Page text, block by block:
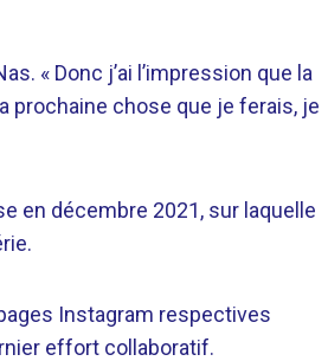
« Donc j’ai l’impression que la
prochaine chose que je ferais, je
en décembre 2021, sur laquelle
Instagram respectives
effort collaboratif.